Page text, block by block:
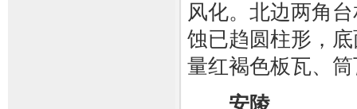
风化。北边两角
蚀已趋圆柱形，
量红褐色板瓦、